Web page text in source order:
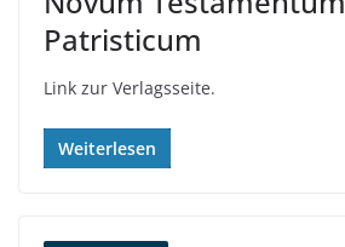
Patristicum
Link zur Verlagsseite.
Weiterlesen